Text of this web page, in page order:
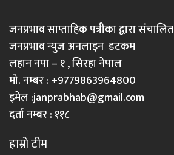
जनप्रभाव साप्ताहिक पत्रीका द्वारा संचालित
जनप्रभाव न्युज अनलाइन डटकम
लहान नपा – १ , सिरहा नेपाल
मो. नम्बर : +9779863964800
इमेल :janprabhab@gmail.com
दर्ता नम्बर : ११८
हाम्रो टीम